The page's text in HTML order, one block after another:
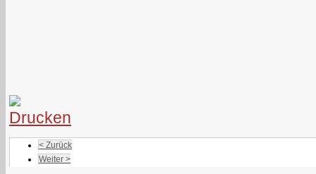
< Zurück
Weiter >